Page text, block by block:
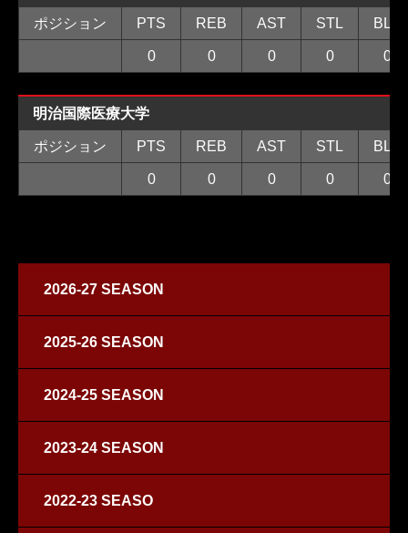
ポジション PTS REB AST STL BLK
0 0 0 0 0
明治国際医療大学
ポジション PTS REB AST STL BLK
0 0 0 0 0
2026-27 SEASON
2025-26 SEASON
2024-25 SEASON
2023-24 SEASON
2022-23 SEASO